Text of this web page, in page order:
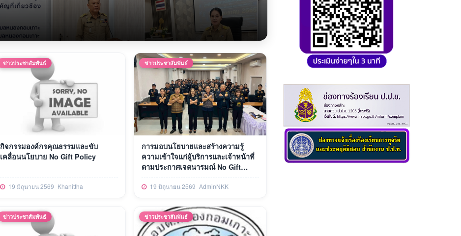
ข่าวประชาสัมพันธ์
กิจกรรมองค์กรคุณธรรมและขับ
เคลื่อนนโยบาย No Gift Policy
19 มิถุนายน 2569 Khanittha
ข่าวประชาสัมพันธ์
การมอบนโยบายและสร้างความรู้
ความเข้าใจแก่ผู้บริการและเจ้าหน้าที่
ตามประกาศเจตนารมณ์ No Gift
ปีงบประมาณ พ.ศ. 2569
19 มิถุนายน 2569 AdminNKK
ข่าวประชาสัมพันธ์ ข่าวประชาสัมพันธ์